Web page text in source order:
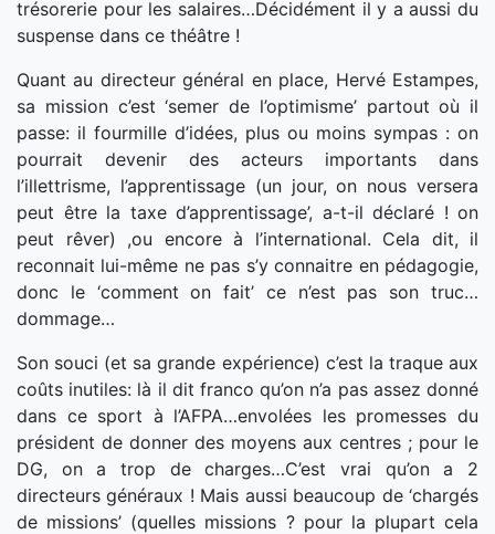
trésorerie pour les salaires…Décidément il y a aussi du
suspense dans ce théâtre !
Quant au directeur général en place, Hervé Estampes,
sa mission c’est ‘semer de l’optimisme’ partout où il
passe: il fourmille d’idées, plus ou moins sympas : on
pourrait devenir des acteurs importants dans
l’illettrisme, l’apprentissage (un jour, on nous versera
peut être la taxe d’apprentissage’, a-t-il déclaré ! on
peut rêver) ,ou encore à l’international. Cela dit, il
reconnait lui-même ne pas s’y connaitre en pédagogie,
donc le ‘comment on fait’ ce n’est pas son truc…
dommage…
Son souci (et sa grande expérience) c’est la traque aux
coûts inutiles: là il dit franco qu’on n’a pas assez donné
dans ce sport à l’AFPA…envolées les promesses du
président de donner des moyens aux centres ; pour le
DG, on a trop de charges…C’est vrai qu’on a 2
directeurs généraux ! Mais aussi beaucoup de ‘chargés
de missions’ (quelles missions ? pour la plupart cela